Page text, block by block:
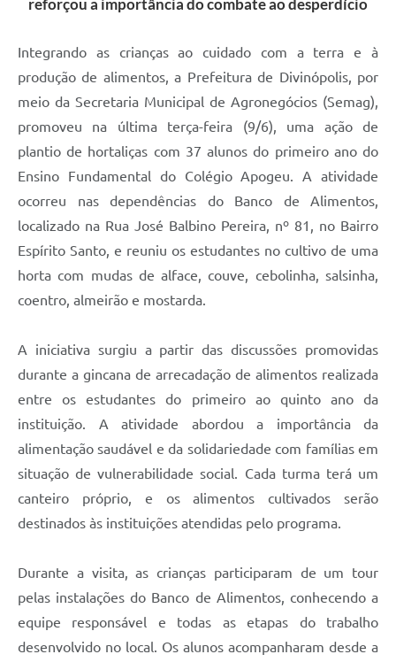
Integrando as crianças ao cuidado com a terra e à
produção de alimentos, a Prefeitura de Divinópolis, por
meio da Secretaria Municipal de Agronegócios (Semag),
promoveu na última terça-feira (9/6), uma ação de
plantio de hortaliças com 37 alunos do primeiro ano do
Ensino Fundamental do Colégio Apogeu. A atividade
ocorreu nas dependências do Banco de Alimentos,
localizado na Rua José Balbino Pereira, nº 81, no Bairro
Espírito Santo, e reuniu os estudantes no cultivo de uma
horta com mudas de alface, couve, cebolinha, salsinha,
coentro, almeirão e mostarda.
A iniciativa surgiu a partir das discussões promovidas
durante a gincana de arrecadação de alimentos realizada
entre os estudantes do primeiro ao quinto ano da
instituição. A atividade abordou a importância da
alimentação saudável e da solidariedade com famílias em
situação de vulnerabilidade social. Cada turma terá um
canteiro próprio, e os alimentos cultivados serão
destinados às instituições atendidas pelo programa.
Durante a visita, as crianças participaram de um tour
pelas instalações do Banco de Alimentos, conhecendo a
equipe responsável e todas as etapas do trabalho
desenvolvido no local. Os alunos acompanharam desde a